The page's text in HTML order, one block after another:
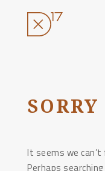
tartalomhoz
SORRY
It seems we can’t
Perhaps searching